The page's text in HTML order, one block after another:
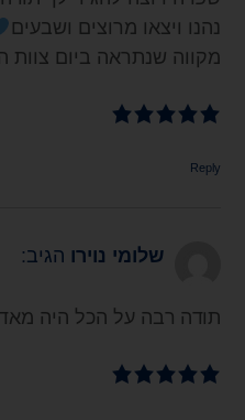
נהנו ויצאו מרוצים ושבעים
מקווה שנתראה ביום צוות
Reply
שלומי נוירו הגיב:
תודה רבה על הכל היה מאד